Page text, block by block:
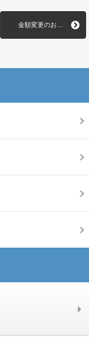
金額変更のお…